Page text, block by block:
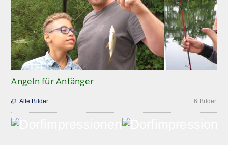
Angeln für Anfänger
6 Bilder
 Alle Bilder